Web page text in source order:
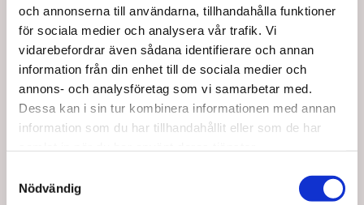
och annonserna till användarna, tillhandahålla funktioner
för sociala medier och analysera vår trafik. Vi
vidarebefordrar även sådana identifierare och annan
information från din enhet till de sociala medier och
annons- och analysföretag som vi samarbetar med.
Dessa kan i sin tur kombinera informationen med annan
information som du har tillhandahållit eller som de har
Nödvändig
NC35244
Sure Fit Tallrikskant,
Transparent.
SEK 186,25/ St.
SEK 149,00 Exkl. moms